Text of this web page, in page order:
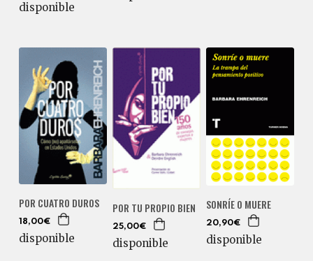
disponible
POR CUATRO DUROS
18,00€
disponible
POR TU PROPIO BIEN
25,00€
disponible
SONRÍE O MUERE
20,90€
disponible